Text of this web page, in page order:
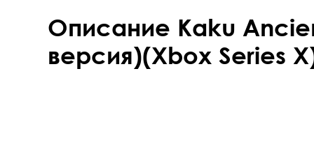
Описание Kaku
версия)(Xbox Series